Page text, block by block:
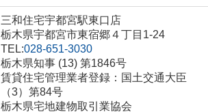
三和住宅宇都宮駅東口店
栃木県宇都宮市東宿郷４丁目1-24
TEL:028-651-3030
栃木県知事 (13) 第1846号
賃貸住宅管理業者登録：国土交通大臣
（3）第84号
栃木県宅地建物取引業協会